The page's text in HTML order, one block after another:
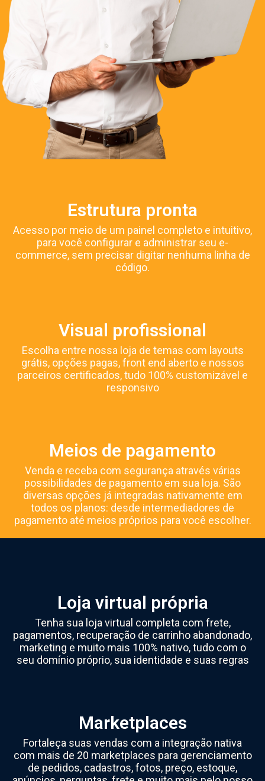
Estrutura pronta
Acesso por meio de um painel completo e intuitivo,
para você configurar e administrar seu e-
commerce, sem precisar digitar nenhuma linha de
código.
Visual profissional
Escolha entre nossa loja de temas com layouts
grátis, opções pagas, front end aberto e nossos
parceiros certificados, tudo 100% customizável e
responsivo
Meios de pagamento
Venda e receba com segurança através várias
possibilidades de pagamento em sua loja. São
diversas opções já integradas nativamente em
todos os planos: desde intermediadores de
pagamento até meios próprios para você escolher.
Loja virtual própria
Tenha sua loja virtual completa com frete,
pagamentos, recuperação de carrinho abandonado,
marketing e muito mais 100% nativo, tudo com o
seu domínio próprio, sua identidade e suas regras
Marketplaces
Fortaleça suas vendas com a integração nativa
com mais de 20 marketplaces para gerenciamento
de pedidos, cadastros, fotos, preço, estoque,